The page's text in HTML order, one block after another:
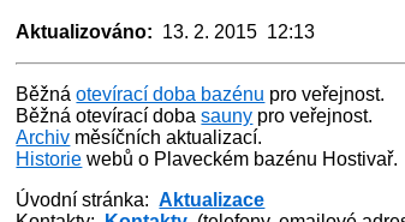
Aktualizováno: 13. 2. 2015 12:13
Běžnáotevírací doba bazénu pro veřejnost.
Běžná otevírací dobasauny pro veřejnost.
Archiv měsíčních aktualizací.
Historie webů o Plaveckém bazénu Hostivař.
Úvodní stránka:Aktualizace